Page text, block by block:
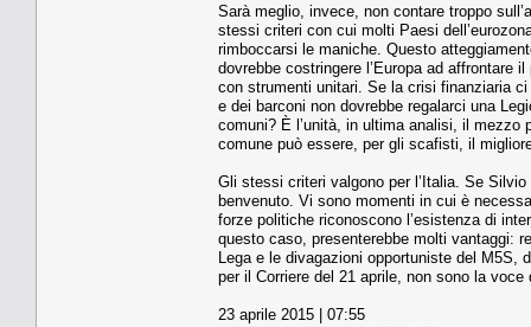
Sarà meglio, invece, non contare troppo
stessi criteri con cui molti Paesi
rimboccarsi le maniche. Questo
dovrebbe costringere l’Europa ad affrontare
con strumenti unitari. Se la crisi finanziaria
e dei barconi non dovrebbe regalarci una
comuni? È l’unità, in ultima analisi, il mezzo
comune può essere, per gli scafisti, il
Gli stessi criteri valgono per l’Italia. Se
benvenuto. Vi sono momenti in cui è
forze politiche riconoscono l’esistenza di
questo caso, presenterebbe molti vantaggi:
Lega e le divagazioni opportuniste del M5S,
per il Corriere del 21 aprile, non sono la voce
23 aprile 2015 | 07:55